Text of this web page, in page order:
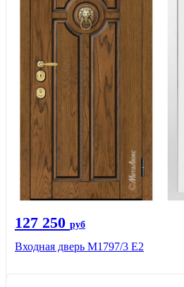
127 250 руб
Входная дверь М1797/3 Е2